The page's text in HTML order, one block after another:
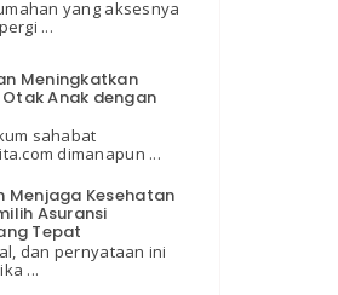
yang aksesnya
...
Meningkatkan
Anak dengan
sahabat
dimanapun ...
Menjaga Kesehatan
Asuransi
Tepat
dan pernyataan ini
...